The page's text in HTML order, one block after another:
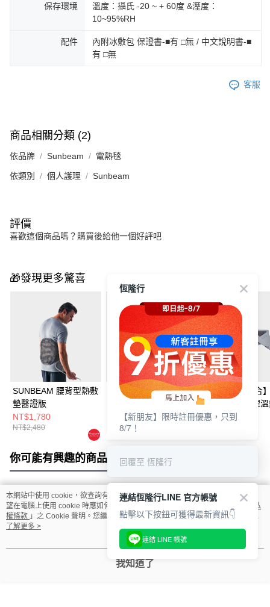
保存環境
溫度：攝氏 -20 ~ + 60度 &溼度：
10~95%RH
配件
內附冰敷包 保證書-■有 □無 / 中文說明書-■
有 □無
客服
商品相關分類 (2)
依品牌 Sunbeam 電熱毯
依類別 個人護理 Sunbeam
評價
喜歡這個商品嗎？購買後給他一個好評吧
🎁發現更多驚喜
SUNBEAM 腰背型熱敷
墊醫證版
NT$1,780
NT$2,480
Sunbeam 瞬熱保暖墊-
NT$1,980
NT$2,980
【超值暖心組合
medisana 深捏溫熱肩
頸按摩披肩
NT$4,290
你可能有興趣的商品 全站排行
熱門標籤
本網站中使用 cookie，欲查詢有關本網站使用 cookie 方式之詳情，及若您不希
望在電腦上使用 cookie 時應如何變更電腦的 cookie 設定，請參閱本網站「
隱私
權條款 」之 Cookie 聲明。您繼續使用本網站即表示您同意本公司得按本網站使
用條款之 Cookie 聲明使用 cookie。
了解更多 >
我知道了
恆隆行
【新朋友】限時註冊優惠，只到
8/7！
回覆至 恆隆行
連結恆隆行LINE 官方帳號
點擊以下按鈕可獲得最新資訊👇
連結 LINE 帳號